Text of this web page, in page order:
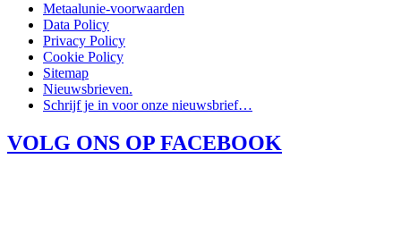
Metaalunie-voorwaarden
Data Policy
Privacy Policy
Cookie Policy
Sitemap
Nieuwsbrieven.
Schrijf je in voor onze nieuwsbrief…
VOLG ONS OP FACEBOOK